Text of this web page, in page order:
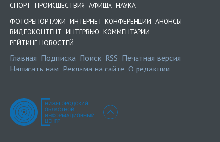
СПОРТ ПРОИСШЕСТВИЯ АФИША НАУКА
ФОТОРЕПОРТАЖИ ИНТЕРНЕТ-КОНФЕРЕНЦИИ АНОНСЫ
ВИДЕОКОНТЕНТ ИНТЕРВЬЮ КОММЕНТАРИИ
РЕЙТИНГ НОВОСТЕЙ
Главная Подписка Поиск RSS Печатная версия
Написать нам Реклама на сайте О редакции